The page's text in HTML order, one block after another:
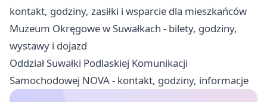
kontakt, godziny, zasiłki i wsparcie dla mieszkańców
Muzeum Okręgowe w Suwałkach - bilety, godziny,
wystawy i dojazd
Oddział Suwałki Podlaskiej Komunikacji
Samochodowej NOVA - kontakt, godziny, informacje